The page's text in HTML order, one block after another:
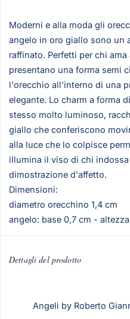
Moderni e alla moda gli
angelo in oro giallo sono un
raffinato. Perfetti per chi
presentano una forma semi
l'orecchio all'interno di una
elegante. Lo charm a forma
stesso molto luminoso,
giallo che conferiscono
alla luce che lo colpisce
illumina il viso di chi
dimostrazione d'affetto.
Dimensioni:
diametro orecchino 1,4 cm
angelo: base 0,7 cm -
Dettagli del prodotto
Angeli by Roberto